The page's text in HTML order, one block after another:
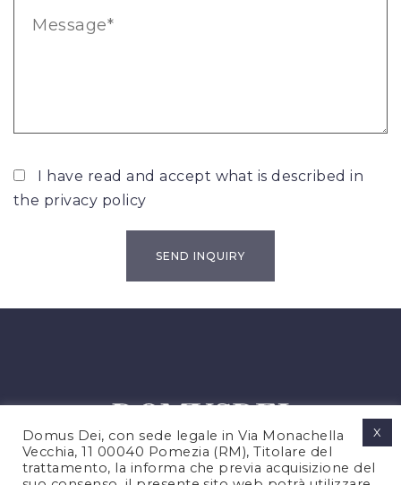
I have read and accept what is described in
the privacy policy
Domus Dei, con sede legale in Via Monachella
Vecchia, 11 00040 Pomezia (RM), Titolare del
trattamento, la informa che previa acquisizione del
X